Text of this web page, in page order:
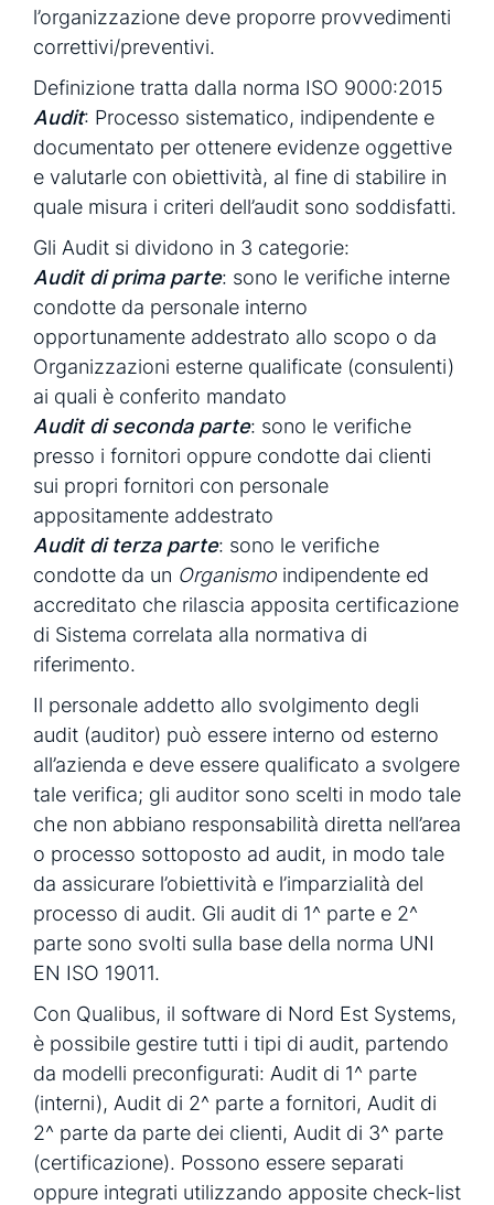
l’organizzazione deve proporre provvedimenti
correttivi/preventivi.
Definizione tratta dalla norma ISO 9000:2015
Audit: Processo sistematico, indipendente e
documentato per ottenere evidenze oggettive
e valutarle con obiettività, al fine di stabilire in
quale misura i criteri dell’audit sono soddisfatti.
Gli Audit si dividono in 3 categorie:
Audit di prima parte: sono le verifiche interne
condotte da personale interno
opportunamente addestrato allo scopo o da
Organizzazioni esterne qualificate (consulenti)
ai quali è conferito mandato
Audit di seconda parte: sono le verifiche
presso i fornitori oppure condotte dai clienti
sui propri fornitori con personale
appositamente addestrato
Audit di terza parte: sono le verifiche
condotte da un Organismo indipendente ed
accreditato che rilascia apposita certificazione
di Sistema correlata alla normativa di
riferimento.
Il personale addetto allo svolgimento degli
audit (auditor) può essere interno od esterno
all’azienda e deve essere qualificato a svolgere
tale verifica; gli auditor sono scelti in modo tale
che non abbiano responsabilità diretta nell’area
o processo sottoposto ad audit, in modo tale
da assicurare l’obiettività e l’imparzialità del
processo di audit. Gli audit di 1^ parte e 2^
parte sono svolti sulla base della norma UNI
EN ISO 19011.
Con Qualibus, il software di Nord Est Systems,
è possibile gestire tutti i tipi di audit, partendo
da modelli preconfigurati: Audit di 1^ parte
(interni), Audit di 2^ parte a fornitori, Audit di
2^ parte da parte dei clienti, Audit di 3^ parte
(certificazione). Possono essere separati
oppure integrati utilizzando apposite check-list